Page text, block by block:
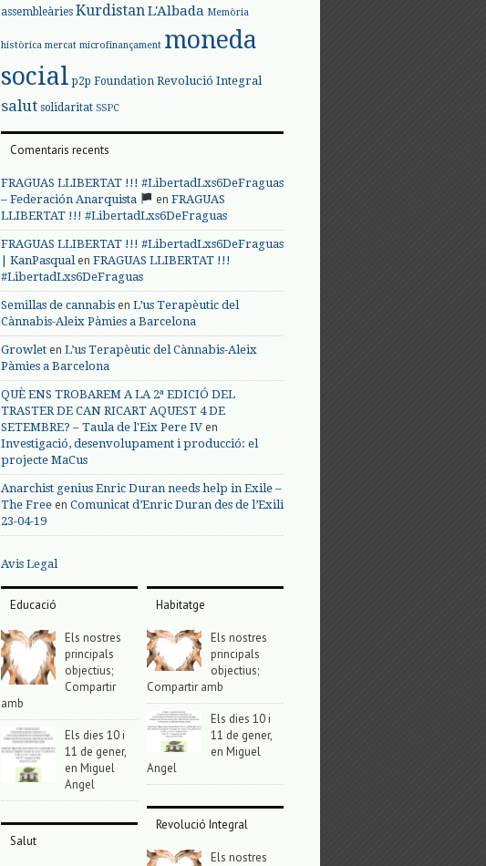
assembleàries Kurdistan L'Albada Memòria
històrica mercat microfinançament moneda
social p2p Foundation Revolució Integral
salut solidaritat SSPC
Comentaris recents
FRAGUAS LLIBERTAT !!! #LibertadLxs6DeFraguas
– Federación Anarquista
en FRAGUAS
LLIBERTAT !!! #LibertadLxs6DeFraguas
FRAGUAS LLIBERTAT !!! #LibertadLxs6DeFraguas
| KanPasqualen FRAGUAS LLIBERTAT !!!
#LibertadLxs6DeFraguas
Semillas de cannabis en L’us Terapèutic del
Cànnabis-Aleix Pàmies a Barcelona
Growlet en L’us Terapèutic del Cànnabis-Aleix
Pàmies a Barcelona
QUÈ ENS TROBAREM A LA 2ª EDICIÓ DEL
TRASTER DE CAN RICART AQUEST 4 DE
SETEMBRE? – Taula de l'Eix Pere IV en
Investigació, desenvolupament i producció: el
projecte MaCus
Anarchist genius Enric Duran needs help in Exile –
The Free en Comunicat d’Enric Duran des de l’Exili
23-04-19
Avis Legal
Educació
Els nostres
principals
objectius;
Compartir
amb
Els dies 10 i
11 de gener,
en Miguel
Angel
Salut
Habitatge
Els nostres
principals
objectius;
Compartir amb
Els dies 10 i
11 de gener,
en Miguel
Angel
Revolució Integral
Els nostres